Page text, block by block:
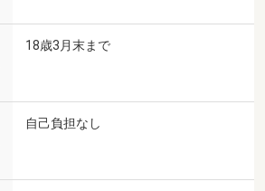
18歳3月末まで
自己負担なし